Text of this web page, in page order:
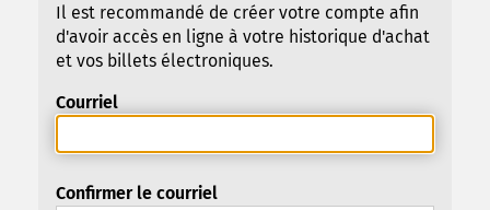
Il est recommandé de créer votre compte afin
d'avoir accès en ligne à votre historique d'achat
et vos billets électroniques.
Courriel
Confirmer le courriel